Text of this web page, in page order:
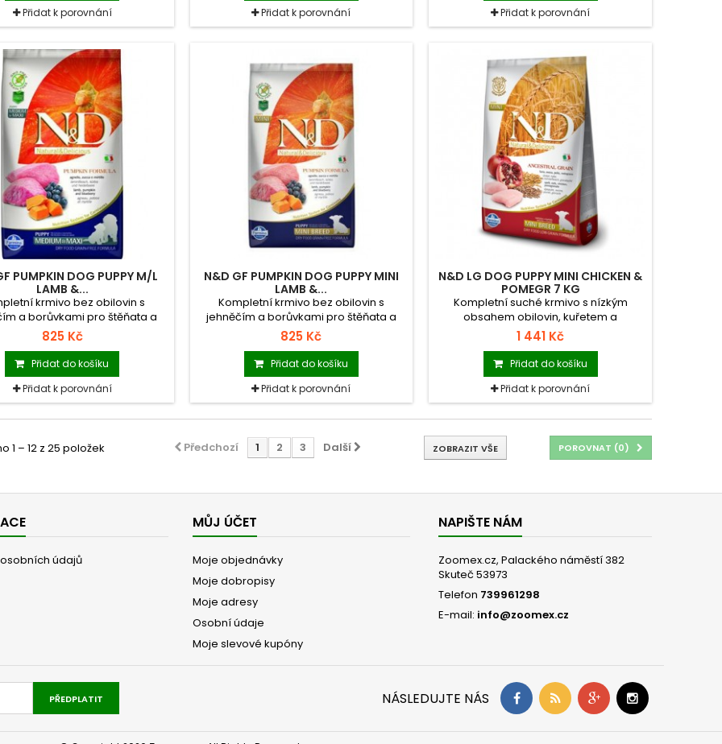
Přidat k porovnání
Přidat k porovnání
Přidat k porovnání
PUMPKIN DOG PUPPY M/L
LAMB &...
krmivo bez obilovin s
a borůvkami pro štěňata a
kojící feny středních a velkých
plemen.
825 Kč
Přidat do košíku
Přidat k porovnání
N&D GF PUMPKIN DOG PUPPY MINI
LAMB &...
Kompletní krmivo bez obilovin s
jehněčím a borůvkami pro štěňata a
březí a kojící feny malých plemen.
825 Kč
Přidat do košíku
Přidat k porovnání
N&D LG DOG PUPPY MINI CHICKEN &
POMEGR 7 KG
Kompletní suché krmivo s nízkým
obsahem obilovin, kuřetem a
granátovým jablkem pro štěňata
malých plemen.
1 441 Kč
Přidat do košíku
Přidat k porovnání
POROVNAT (0)
ZOBRAZIT VŠE
Předchozí 1 2 3 Další
1 – 12 z 25 položek
údajů
MŮJ ÚČET
Moje objednávky
Moje dobropisy
Moje adresy
Osobní údaje
Moje slevové kupóny
NAPIŠTE NÁM
Zoomex.cz, Palackého náměstí 382
Skuteč 53973
Telefon 739961298
E-mail: info@zoomex.cz
PŘEDPLATIT NÁSLEDUJTE NÁS